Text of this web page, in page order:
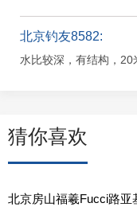
北京钓友8582:
水比较深，有结构，
猜你喜欢
北京房山福羲Fucci路亚